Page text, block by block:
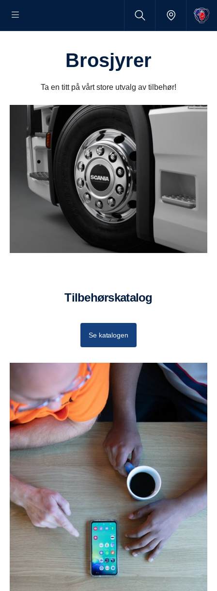
Brosjyrer
Ta en titt på vårt store utvalg av tilbehør!
Tilbehørskatalog
Se katalogen